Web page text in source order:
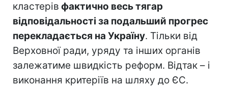
кластерів фактично весь тягар
відповідальності за подальший прогрес
перекладається на Україну. Тільки від
Верховної ради, уряду та інших органів
залежатиме швидкість реформ. Відтак – і
виконання критеріїв на шляху до ЄС.